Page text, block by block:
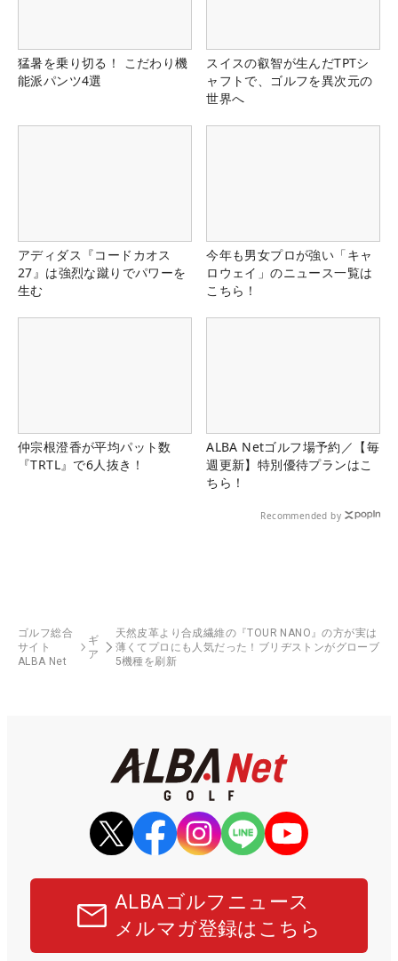
猛暑を乗り切る！ こだわり機
能派パンツ4選
スイスの叡智が生んだTPTシ
ャフトで、ゴルフを異次元の
世界へ
アディダス『コードカオス
27』は強烈な蹴りでパワーを
生む
今年も男女プロが強い「キャ
ロウェイ」のニュース一覧は
こちら！
仲宗根澄香が平均パット数
『TRTL』で6人抜き！
ALBA Netゴルフ場予約／【毎
週更新】特別優待プランはこ
ちら！
Recommended by
ゴルフ総合
サイト
ALBA Net
ギ
ア
天然皮革より合成繊維の『TOUR NANO』の方が実は
薄くてプロにも人気だった！ブリヂストンがグローブ
5機種を刷新
ALBAゴルフニュース
メルマガ登録はこちら